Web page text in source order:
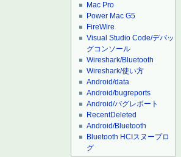
Mac Pro
Power Mac G5
FireWire
Visual Studio Code/デバッ
グコンソール
Wireshark/Bluetooth
Wireshark/使い方
Android/data
Android/bugreports
Android/バグレポート
RecentDeleted
Android/Bluetooth
Bluetooth HCIスヌープロ
グ